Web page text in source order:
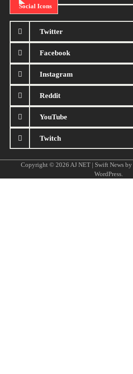
Social Icons
Twitter
Facebook
Instagram
Reddit
YouTube
Twitch
Copyright © 2026 AJ NET| Swift News by
WordPress.